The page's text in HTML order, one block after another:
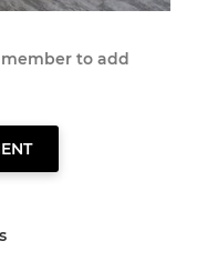
to add